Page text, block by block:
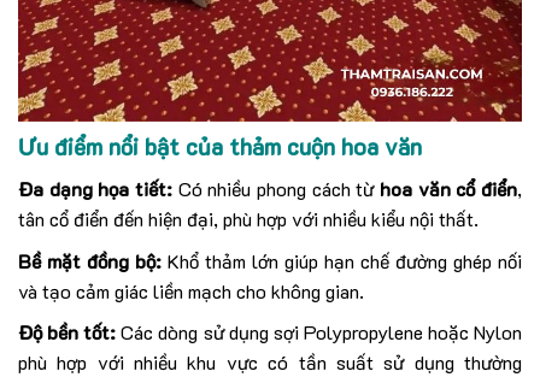
Ưu điểm nổi bật của thảm cuộn hoa văn
Đa dạng họa tiết: Có nhiều phong cách từ hoa văn cổ điển,
tân cổ điển đến hiện đại, phù hợp với nhiều kiểu nội thất.
Bề mặt đồng bộ: Khổ thảm lớn giúp hạn chế đường ghép nối
và tạo cảm giác liền mạch cho không gian.
Độ bền tốt:Các dòng sử dụng sợi Polypropylene hoặc Nylon
phù hợp với nhiều khu vực có tần suất sử dụng thường